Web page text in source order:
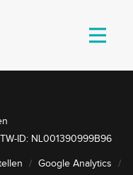
ID: NL001390999B96
/ Google Analytics
/